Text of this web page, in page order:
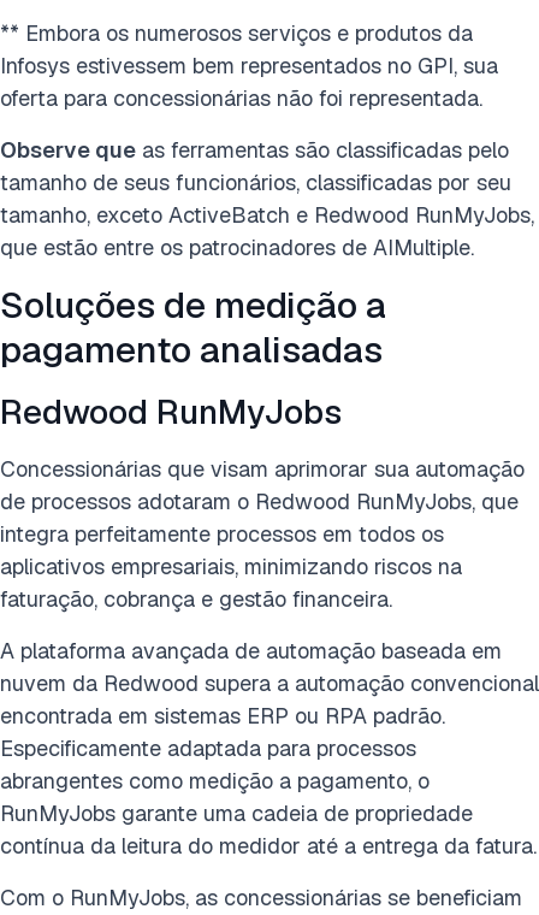
** Embora os numerosos serviços e produtos da
Infosys estivessem bem representados no GPI, sua
oferta para concessionárias não foi representada.
Observe que as ferramentas são classificadas pelo
tamanho de seus funcionários, classificadas por seu
tamanho, exceto ActiveBatch e Redwood RunMyJobs,
que estão entre os patrocinadores de AIMultiple.
Soluções de medição a
pagamento analisadas
Redwood RunMyJobs
Concessionárias que visam aprimorar sua automação
de processos adotaram o Redwood RunMyJobs, que
integra perfeitamente processos em todos os
aplicativos empresariais, minimizando riscos na
faturação, cobrança e gestão financeira.
A plataforma avançada de automação baseada em
nuvem da Redwood supera a automação convencional
encontrada em sistemas ERP ou RPA padrão.
Especificamente adaptada para processos
abrangentes como medição a pagamento, o
RunMyJobs garante uma cadeia de propriedade
contínua da leitura do medidor até a entrega da fatura.
Com o RunMyJobs, as concessionárias se beneficiam